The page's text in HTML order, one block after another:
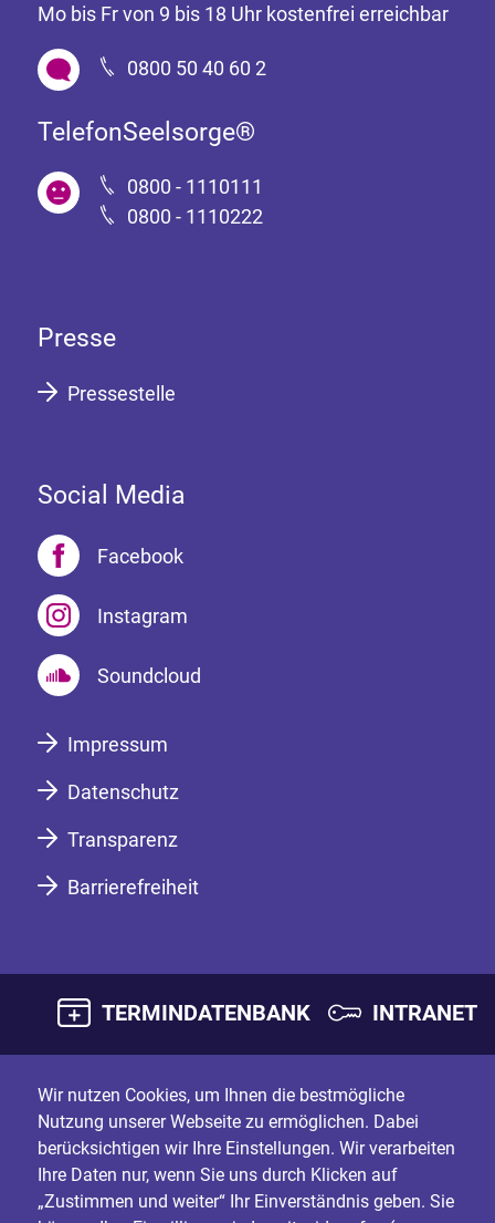
Mo bis Fr von 9 bis 18 Uhr kostenfrei erreichbar
0800 50 40 60 2
TelefonSeelsorge®
0800 - 1110111
0800 - 1110222
Presse
Pressestelle
Social Media
Facebook
Instagram
Soundcloud
Impressum
Datenschutz
Transparenz
Barrierefreiheit
TERMINDATENBANK INTRANET
Wir nutzen Cookies, um Ihnen die bestmögliche
Nutzung unserer Webseite zu ermöglichen. Dabei
berücksichtigen wir Ihre Einstellungen. Wir verarbeiten
Ihre Daten nur, wenn Sie uns durch Klicken auf
„Zustimmen und weiter“ Ihr Einverständnis geben. Sie